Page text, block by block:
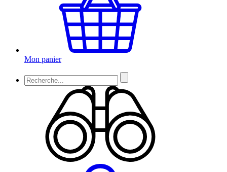
Mon panier